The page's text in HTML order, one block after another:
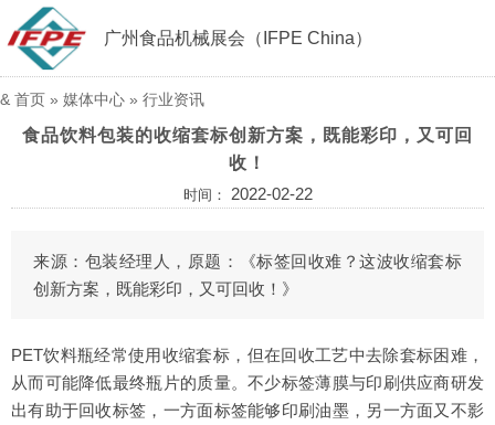
广州食品机械展会（IFPE China）
& 首页 » 媒体中心 » 行业资讯
食品饮料包装的收缩套标创新方案，既能彩印，又可回
收！
时间： 2022-02-22
来源：包装经理人，原题：《标签回收难？这波收缩套标
创新方案，既能彩印，又可回收！》
PET饮料瓶经常使用收缩套标，但在回收工艺中去除套标困难，
从而可能降低最终瓶片的质量。不少标签薄膜与印刷供应商研发
出有助于回收标签，一方面标签能够印刷油墨，另一方面又不影